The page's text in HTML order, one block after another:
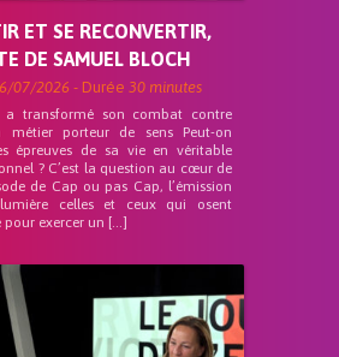
ET SE RECONVERTIR,
DE SAMUEL BLOCH
07/2026 - Durée 30 minutes
a transformé son combat contre
métier porteur de sens Peut-on
épreuves de sa vie en véritable
? C’est la question au cœur de
de Cap ou pas Cap, l’émission
celles et ceux qui osent
pour exercer un […]